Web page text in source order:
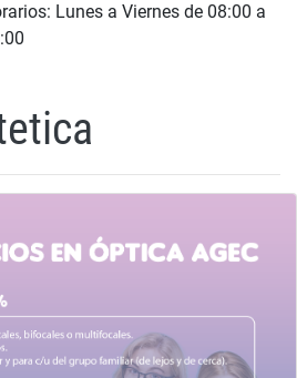
Lunes a Viernes de 08:00 a